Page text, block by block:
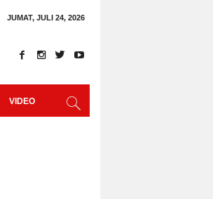
JUMAT, JULI 24, 2026
VIDEO